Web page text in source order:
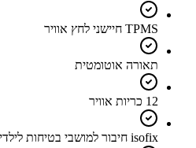
TPMS חיישני לחץ אוויר
תאורה אוטומטית
12 כריות אוויר
isofix חיבור למושבי בטיחות לילדים